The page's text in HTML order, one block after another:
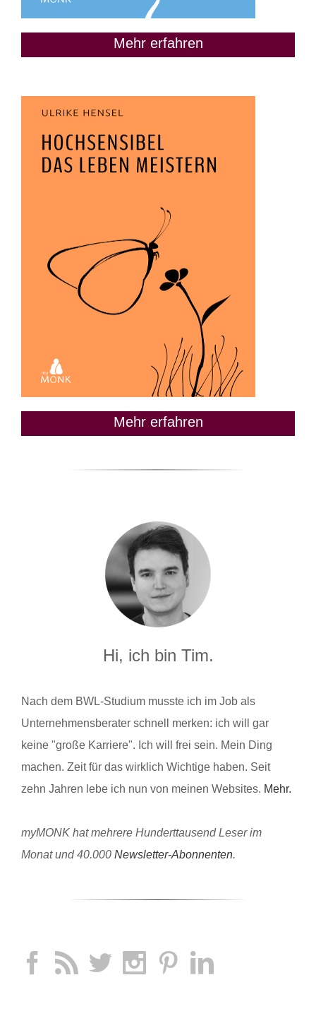
Mehr erfahren
Mehr erfahren
Hi, ich bin Tim.
Nach dem BWL-Studium musste ich im Job als
Unternehmensberater schnell merken: ich will gar
keine "große Karriere". Ich will frei sein. Mein Ding
machen. Zeit für das wirklich Wichtige haben. Seit
zehn Jahren lebe ich nun von meinen Websites. Mehr.
myMONK hat mehrere Hunderttausend Leser im
Monat und 40.000 Newsletter-Abonnenten.